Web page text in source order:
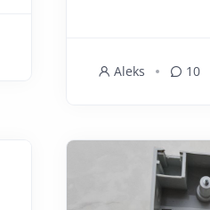
Aleks 10